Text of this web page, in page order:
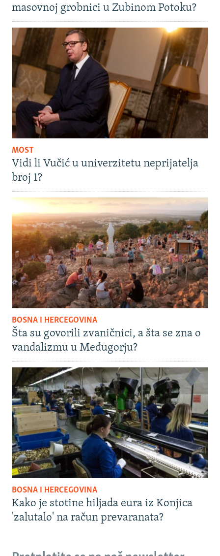
masovnoj grobnici u Zubinom Potoku?
MOST
Vidi li Vučić u univerzitetu neprijatelja
broj 1?
BOSNA I HERCEGOVINA
Šta su govorili zvaničnici, a šta se zna o
vandalizmu u Međugorju?
BOSNA I HERCEGOVINA
Kako je stotine hiljada eura iz Konjica
'zalutalo' na račun prevaranata?